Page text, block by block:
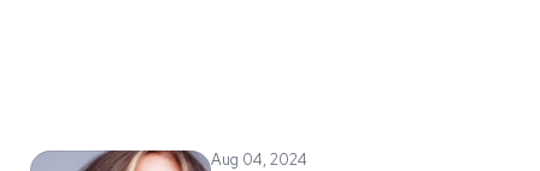
Aug 04, 2024